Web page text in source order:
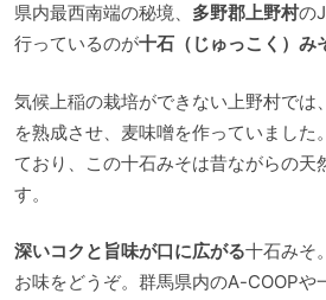
県内最西南端の秘境、 多野郡上野村の
行っているのが十石（じゅっこく）み
気候上稲の栽培ができない上野村では
を熟成させ、麦味噌を作っていました
ており、この十石みそは昔ながらの天
す。
深いコクと旨味が口に広がる十石みそ
お味をどうぞ。群馬県内のA-COOPや